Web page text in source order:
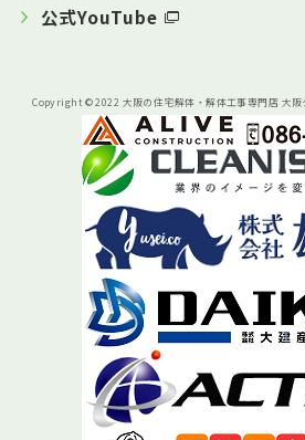
公式YouTube
Copyright © 2022 大阪の住宅解体・解体工事専門店 大